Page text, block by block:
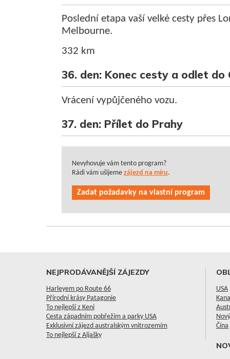
Poslední etapa vaší velké cesty přes
Melbourne.
332 km
36. den: Konec cesty a odlet do
Vrácení vypůjčeného vozu.
37. den: Přílet do Prahy
Nevyhovuje vám tento program?
Rádi vám ušijeme zájezd na míru.
Zadat požadavky na vlastní program
NEJPRODÁVANĚJŠÍ ZÁJEZDY
Harleyem po Route 66
Přírodní krásy Patagonie
To nejlepší z Keni
Cesta západním pobřežím a parky USA
Exklusivní zájezd australským vnitrozemím
To nejlepší z Aljašky
USA
Čína